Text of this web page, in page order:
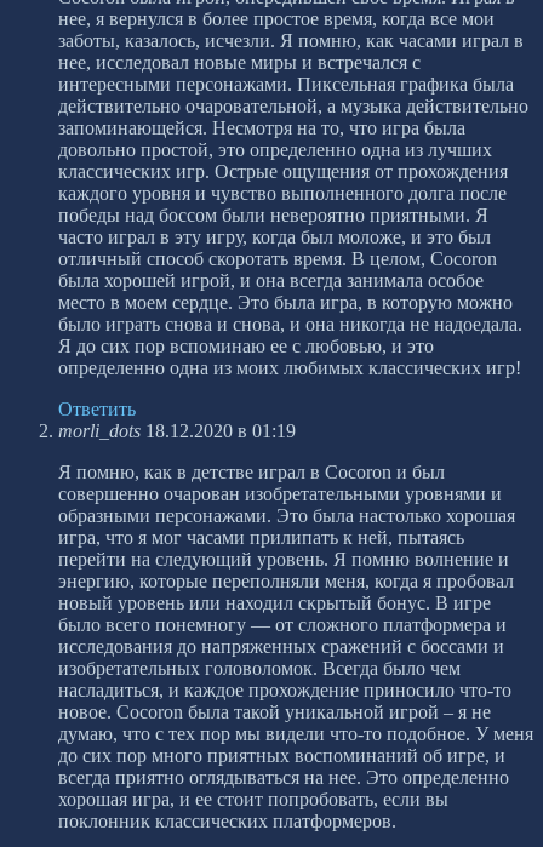
нее, я вернулся в более простое время, когда все мои
заботы, казалось, исчезли. Я помню, как часами играл в
нее, исследовал новые миры и встречался с
интересными персонажами. Пиксельная графика была
действительно очаровательной, а музыка действительно
запоминающейся. Несмотря на то, что игра была
довольно простой, это определенно одна из лучших
классических игр. Острые ощущения от прохождения
каждого уровня и чувство выполненного долга после
победы над боссом были невероятно приятными. Я
часто играл в эту игру, когда был моложе, и это был
отличный способ скоротать время. В целом, Cocoron
была хорошей игрой, и она всегда занимала особое
место в моем сердце. Это была игра, в которую можно
было играть снова и снова, и она никогда не надоедала.
Я до сих пор вспоминаю ее с любовью, и это
определенно одна из моих любимых классических игр!
Ответить
morli_dots 18.12.2020 в 01:19
Я помню, как в детстве играл в Cocoron и был
совершенно очарован изобретательными уровнями и
образными персонажами. Это была настолько хорошая
игра, что я мог часами прилипать к ней, пытаясь
перейти на следующий уровень. Я помню волнение и
энергию, которые переполняли меня, когда я пробовал
новый уровень или находил скрытый бонус. В игре
было всего понемногу — от сложного платформера и
исследования до напряженных сражений с боссами и
изобретательных головоломок. Всегда было чем
насладиться, и каждое прохождение приносило что-то
новое. Cocoron была такой уникальной игрой – я не
думаю, что с тех пор мы видели что-то подобное. У меня
до сих пор много приятных воспоминаний об игре, и
всегда приятно оглядываться на нее. Это определенно
хорошая игра, и ее стоит попробовать, если вы
поклонник классических платформеров.